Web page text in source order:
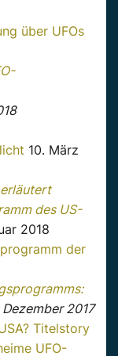
über UFOs
10. März
des US-
2018
der
2017
Titelstory
UFO-